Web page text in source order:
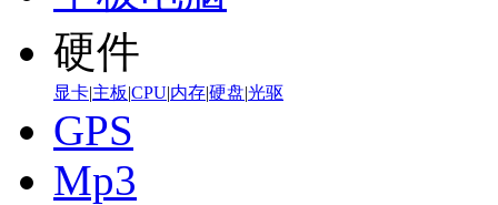
硬件
显卡|主板|CPU|内存|硬盘|光驱
GPS
Mp3